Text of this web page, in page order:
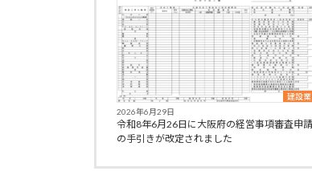
建設業
2026年6月29日
令和8年6月26日に大阪府の経営事項審査申請
の手引きが改定されました